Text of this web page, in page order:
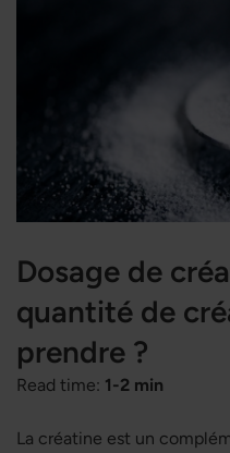
Dosage de
quantité de
prendre ?
Read time: 1-2 min
La créatine est un